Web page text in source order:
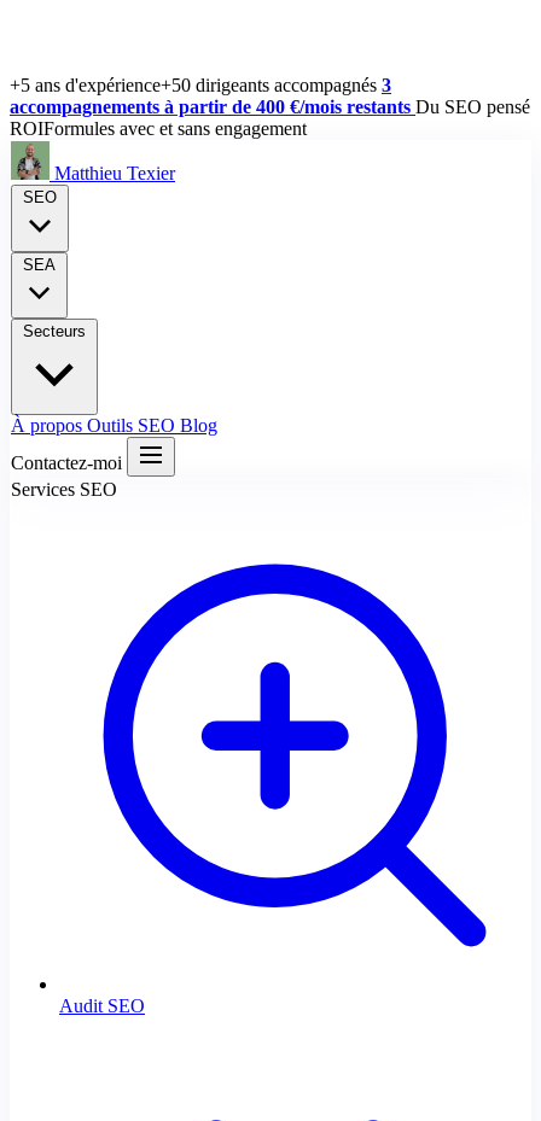
+5 ans d'expérience+50 dirigeants accompagnés 3
accompagnements à partir de 400 €/mois restants Du SEO pensé
ROIFormules avec et sans engagement
Matthieu Texier
À propos Outils SEO Blog
Contactez-moi
Services SEO
Audit SEO